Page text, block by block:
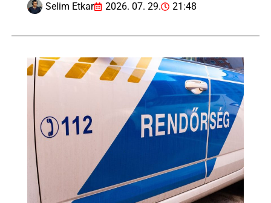
Selim Etkar 2026. 07. 29. 21:48